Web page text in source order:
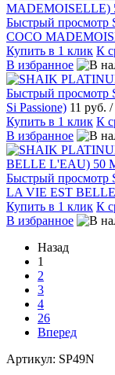
Быстрый просмотр
COCO
Купить в 1 клик К
В избранное
Быстрый просмотр
Si Passione) 11 руб.
Купить в 1 клик К
В избранное
Быстрый просмотр
LA VIE EST
Купить в 1 клик К
В избранное
Назад
1
2
3
4
26
Вперед
Артикул: SP49N